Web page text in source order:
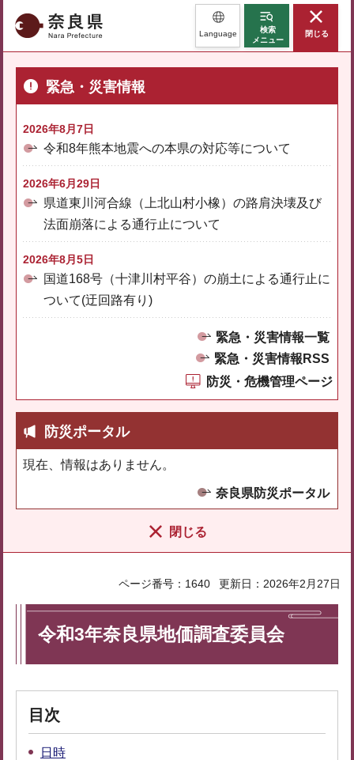
奈良県 Language
検索
メニュー
閉じる
緊急・災害情報
2026年8月7日
令和8年熊本地震への本県の対応等について
2026年6月29日
県道東川河合線（上北山村小橡）の路肩決壊及び
法面崩落による通行止について
2026年8月5日
国道168号（十津川村平谷）の崩土による通行止に
ついて(迂回路有り)
緊急・災害情報一覧
緊急・災害情報RSS
防災・危機管理ページ
防災ポータル
現在、情報はありません。
奈良県防災ポータル
閉じる
ページ番号：1640 更新日：2026年2月27日
令和3年奈良県地価調査委員会
目次
日時